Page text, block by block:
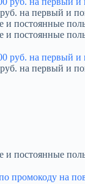
на первый и
и постоянные
и постоянные
на первый и
и постоянные